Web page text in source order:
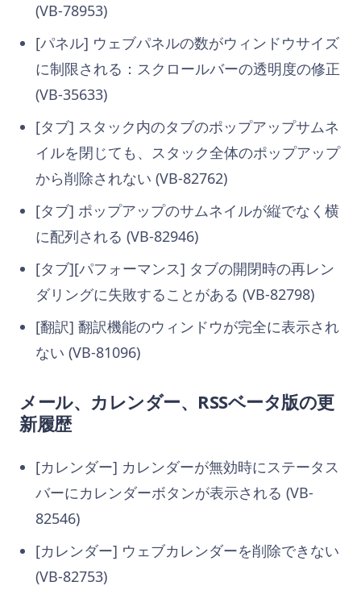
(VB-78953)
[パネル] ウェブパネルの数がウィンドウサイズ
に制限される：スクロールバーの透明度の修正
(VB-35633)
[タブ] スタック内のタブのポップアップサムネ
イルを閉じても、スタック全体のポップアップ
から削除されない (VB-82762)
[タブ] ポップアップのサムネイルが縦でなく横
に配列される (VB-82946)
[タブ][パフォーマンス] タブの開閉時の再レン
ダリングに失敗することがある (VB-82798)
[翻訳] 翻訳機能のウィンドウが完全に表示され
ない (VB-81096)
メール、カレンダー、RSSベータ版の更
新履歴
[カレンダー] カレンダーが無効時にステータス
バーにカレンダーボタンが表示される (VB-
82546)
[カレンダー] ウェブカレンダーを削除できない
(VB-82753)